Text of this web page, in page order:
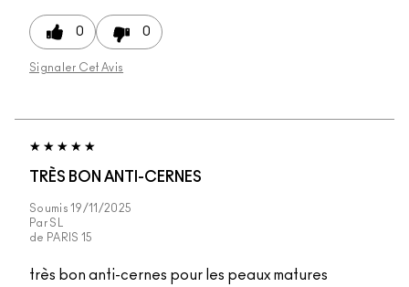
0 0
Signaler Cet Avis
TRÈS BON ANTI-CERNES
Soumis19/11/2025
Par SL
de PARIS 15
très bon anti-cernes pour les peaux matures